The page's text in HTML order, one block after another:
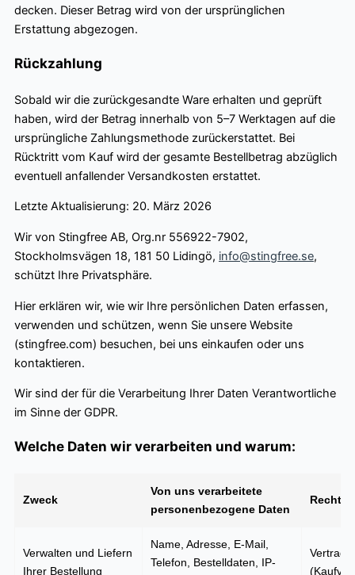
decken. Dieser Betrag wird von der ursprünglichen
Erstattung abgezogen.
Rückzahlung
Sobald wir die zurückgesandte Ware erhalten und geprüft
haben, wird der Betrag innerhalb von 5–7 Werktagen auf die
ursprüngliche Zahlungsmethode zurückerstattet. Bei
Rücktritt vom Kauf wird der gesamte Bestellbetrag abzüglich
eventuell anfallender Versandkosten erstattet.
Letzte Aktualisierung: 20. März 2026
Wir von Stingfree AB, Org.nr 556922-7902,
Stockholmsvägen 18, 181 50 Lidingö, info@stingfree.se,
schützt Ihre Privatsphäre.
Hier erklären wir, wie wir Ihre persönlichen Daten erfassen,
verwenden und schützen, wenn Sie unsere Website
(stingfree.com) besuchen, bei uns einkaufen oder uns
kontaktieren.
Wir sind der für die Verarbeitung Ihrer Daten Verantwortliche
im Sinne der GDPR.
Welche Daten wir verarbeiten und warum:
Zweck
Von uns verarbeitete
personenbezogene Daten
Verwalten und Liefern
Ihrer Bestellung
Name, Adresse, E-Mail,
Telefon, Bestelldaten, IP-
Vertrag